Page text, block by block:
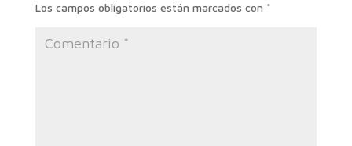
Los campos obligatorios están marcados con *